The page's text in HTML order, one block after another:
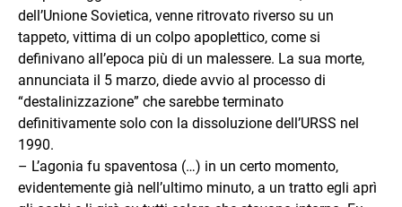
dell’Unione Sovietica, venne ritrovato riverso su un
tappeto, vittima di un colpo apoplettico, come si
definivano all’epoca più di un malessere. La sua morte,
annunciata il 5 marzo, diede avvio al processo di
“destalinizzazione” che sarebbe terminato
definitivamente solo con la dissoluzione dell’URSS nel
1990.
– L’agonia fu spaventosa (…) in un certo momento,
evidentemente già nell’ultimo minuto, a un tratto egli aprì